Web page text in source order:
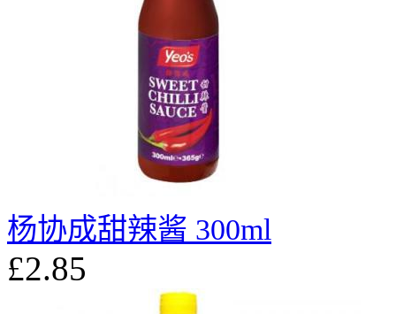
杨协成甜辣酱 300ml
£2.85